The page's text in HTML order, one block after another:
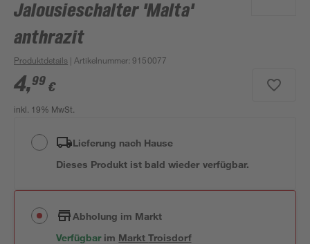
Jalousieschalter 'Malta'
anthrazit
Produktdetails | Artikelnummer:9150077
4,99 €
inkl. 19% MwSt.
Lieferung nach Hause
Dieses Produkt ist bald wieder verfügbar.
Abholung im Markt
Verfügbar im MarktTroisdorf